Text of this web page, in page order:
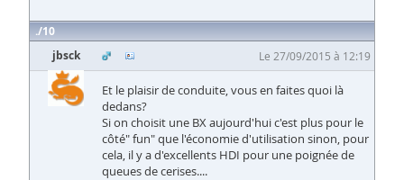
10
jbsck
Le 27/09/2015 à 12:19
Et le plaisir de conduite, vous en faites quoi là
dedans?
Si on choisit une BX aujourd'hui c'est plus pour le
côté" fun" que l'économie d'utilisation sinon, pour
cela, il y a d'excellents HDI pour une poignée de
queues de cerises....